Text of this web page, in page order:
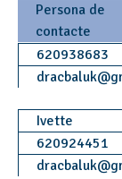
Persona de
contacte
620938683
dracbaluk@
Ivette
620924451
dracbaluk@